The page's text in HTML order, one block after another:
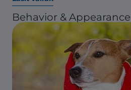
Behavior & Appearance